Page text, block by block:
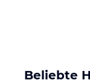
Beliebte